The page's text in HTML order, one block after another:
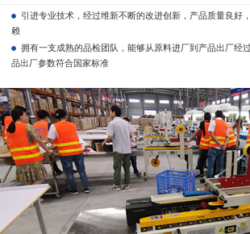
引进专业技术，经过维新不断的改进创新，产品质量良好
赖
拥有一支成熟的品检团队，能够从原料进厂到产品出厂经
品出厂参数符合国家标准